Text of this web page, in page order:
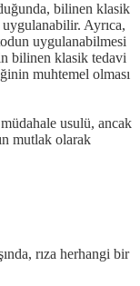
bilinen klasik
Ayrıca,
uygulanabilmesi
bilinen klasik tedavi
muhtemel olması
usulü, ancak
mutlak olarak
rıza herhangi bir